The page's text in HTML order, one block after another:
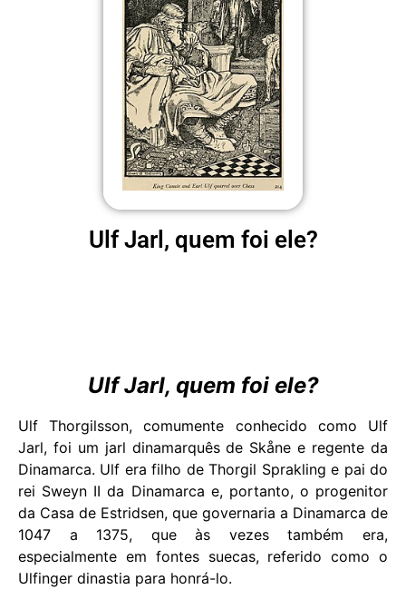
Ulf Jarl, quem foi ele?
Ulf Jarl, quem foi ele?
Ulf Thorgilsson, comumente conhecido como Ulf
Jarl, foi um jarl dinamarquês de Skåne e regente da
Dinamarca. Ulf era filho de Thorgil Sprakling e pai do
rei Sweyn II da Dinamarca e, portanto, o progenitor
da Casa de Estridsen, que governaria a Dinamarca de
1047 a 1375, que às vezes também era,
especialmente em fontes suecas, referido como o
Ulfinger dinastia para honrá-lo.